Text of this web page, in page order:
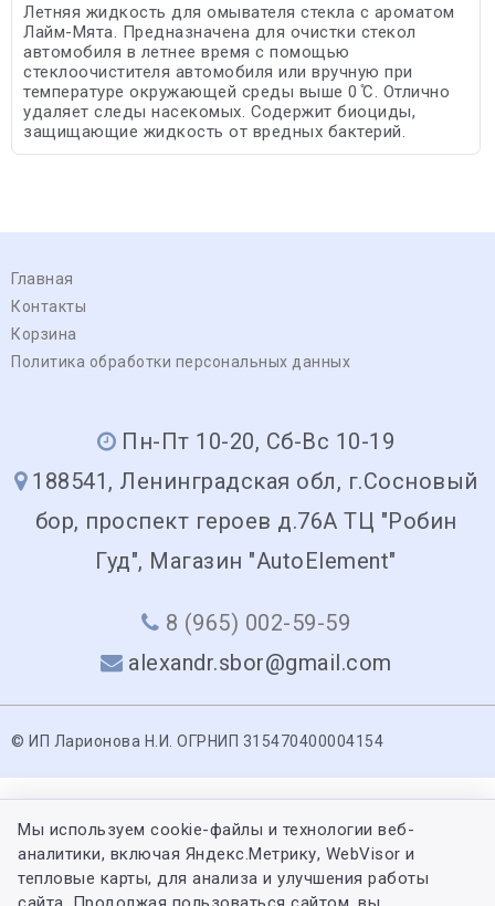
Летняя жидкость для омывателя стекла с ароматом
Лайм-Мята. Предназначена для очистки стекол
автомобиля в летнее время с помощью
стеклоочистителя автомобиля или вручную при
температуре окружающей среды выше 0 ̊С. Отлично
удаляет следы насекомых. Содержит биоциды,
защищающие жидкость от вредных бактерий.
Главная
Контакты
Корзина
Политика обработки персональных данных
Пн-Пт 10-20, Сб-Вс 10-19
188541, Ленинградская обл, г.Сосновый
бор, проспект героев д.76А ТЦ "Робин
Гуд", Магазин "AutoElement"
8 (965) 002-59-59
alexandr.sbor@gmail.com
© ИП Ларионова Н.И. ОГРНИП 315470400004154
Мы используем cookie-файлы и технологии веб-
аналитики, включая Яндекс.Метрику, WebVisor и
тепловые карты, для анализа и улучшения работы